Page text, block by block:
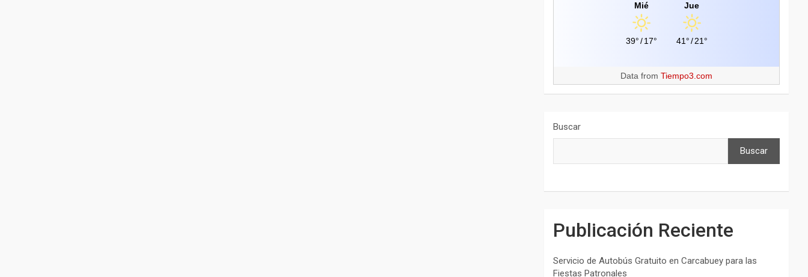
Mié
39°/ 17°
Jue
41°/ 21°
Data fromTiempo3.com
Buscar
Buscar
Publicación Reciente
Servicio de Autobús Gratuito en Carcabuey para las
Fiestas Patronales